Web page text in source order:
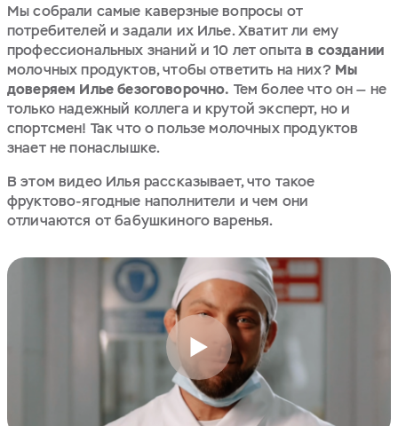
Мы собрали самые каверзные вопросы от
потребителей и задали их Илье. Хватит ли ему
профессиональных знаний и 10 лет опытав создании
молочных продуктов, чтобы ответить на них? Мы
доверяем Илье безоговорочно. Тем более что он — не
только надежный коллега и крутой эксперт, но и
спортсмен! Так что о пользе молочных продуктов
знает не понаслышке.
В этом видео Илья рассказывает, что такое
фруктово-ягодные наполнители и чем они
отличаются от бабушкиного варенья.